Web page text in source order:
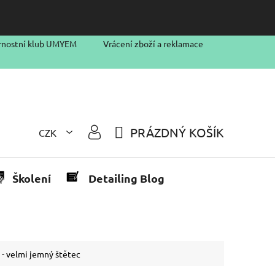
klub UMYEM Vrácení zboží a reklamace
CZK
KOŠÍK
PRÁZDNÝ KOŠÍK
Školení Detailing Blog
velmi jemný štětec